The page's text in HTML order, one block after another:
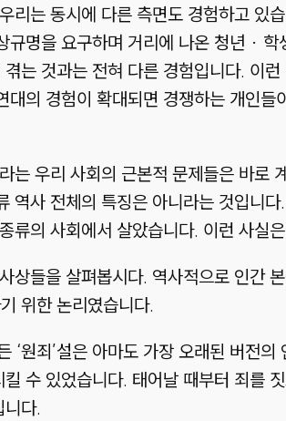
리는 동시에 다른 측면도 경험하고 있
명을 요구하며 거리에 나온 청년 ·
는 것과는 전혀 다른 경험입니다. 이
의 경험이 확대되면 경쟁하는 개인
는 우리 사회의 근본적 문제들은 바로
역사 전체의 특징은 아니라는 것입니
류의 사회에서 살았습니다. 이런 사실
상들을 살펴봅시다. 역사적으로 인간
위한 논리였습니다.
‘원죄’설은 아마도 가장 오래된 버전
수 있었습니다. 태어날 때부터 죄를
다.